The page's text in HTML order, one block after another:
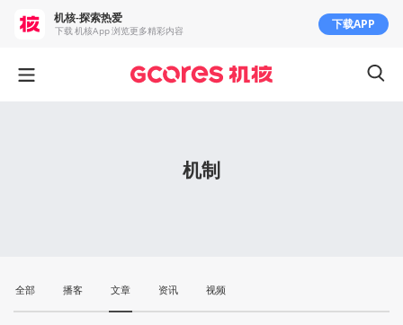
机制
全部 播客 文章 资讯 视频
机核-探索热爱
下载 机核App 浏览更多精彩内容 下载APP